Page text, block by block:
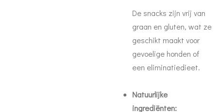
De snacks zijn vrij van
graan en gluten, wat ze
geschikt maakt voor
gevoelige honden of
een eliminatiedieet.
Natuurlijke
ingrediënten: